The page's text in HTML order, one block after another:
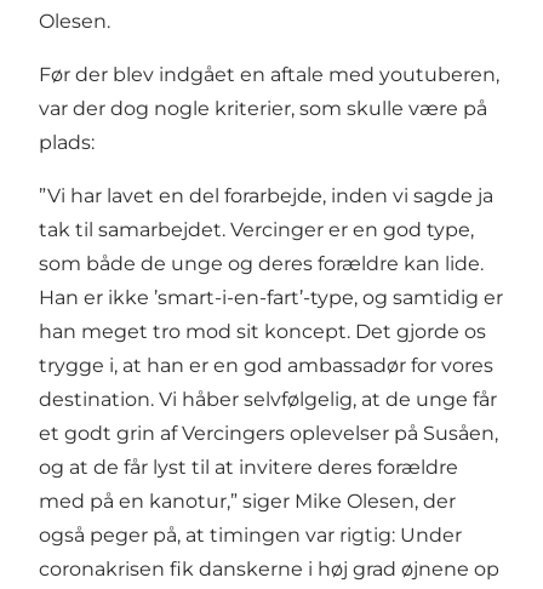
Olesen.
Før der blev indgået en aftale med youtuberen,
var der dog nogle kriterier, som skulle være på
plads:
”Vi har lavet en del forarbejde, inden vi sagde ja
tak til samarbejdet. Vercinger er en god type,
som både de unge og deres forældre kan lide.
Han er ikke ’smart-i-en-fart’-type, og samtidig er
han meget tro mod sit koncept. Det gjorde os
trygge i, at han er en god ambassadør for vores
destination. Vi håber selvfølgelig, at de unge får
et godt grin af Vercingers oplevelser på Susåen,
og at de får lyst til at invitere deres forældre
med på en kanotur,” siger Mike Olesen, der
også peger på, at timingen var rigtig: Under
coronakrisen fik danskerne i høj grad øjnene op